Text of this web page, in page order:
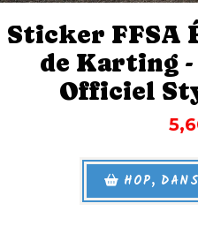
Sticker FFSA
de Karting
Officiel
HOP,